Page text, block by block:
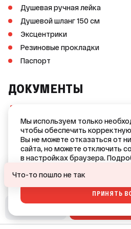
Душевая ручная лейка
Душевой шланг 150 см
Эксцентрики
Резиновые прокладки
Паспорт
ДОКУМЕНТЫ
(PDF, 996 KB)
Гарантийный талон №1
(PDF, 518 KB)
Ваш город — Краснодар?
Мы используем только
чтобы обеспечить
Вы не можете отказаться от
сайта, но можете отключить
в настройках браузера.
ПРИНЯТЬ
Что-то пошло не так